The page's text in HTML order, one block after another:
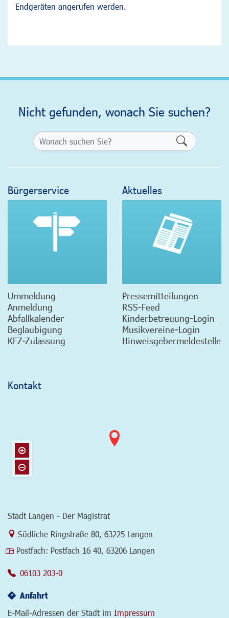
Endgeräten angerufen werden.
Nicht gefunden, wonach Sie suchen?
Bürgerservice
Ummeldung
Anmeldung
Abfallkalender
Beglaubigung
KFZ-Zulassung
Aktuelles
Pressemitteilungen
RSS-Feed
Kinderbetreuung-Login
Musikvereine-Login
Hinweisgebermeldestelle
Kontakt
Stadt Langen - Der Magistrat
Link zur Google-Maps Navigation
Südliche Ringstraße 80 63225 Langen
Postfach: Postfach 16 40, 63206 Langen
06103 203-0
Anfahrt
E-Mail-Adressen der Stadt im Impressum